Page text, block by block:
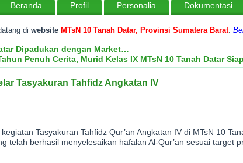
Beranda Profil Personalia Dokumentasi
diwebsite MTsN 10 Tanah Datar, Provinsi Sumatera Barat.
Dipadukan dengan Market…
Penuh Cerita, Murid Kelas IX MTsN 10 Tanah Datar
Tasyakuran Tahfidz Angkatan IV
Tasyakuran Tahfidz Qur’an Angkatan IV di MTsN 10
telah berhasil menyelesaikan hafalan Al-Qur’an sesuai target